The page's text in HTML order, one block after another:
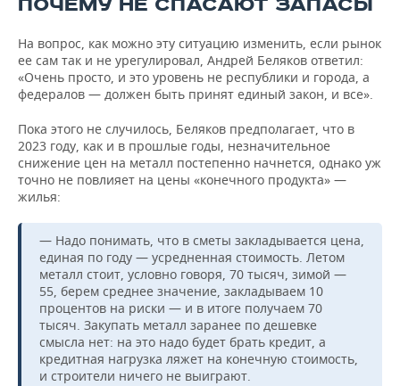
ПОЧЕМУ НЕ СПАСАЮТ ЗАПАСЫ
На вопрос, как можно эту ситуацию изменить, если рынок
ее сам так и не урегулировал, Андрей Беляков ответил:
«Очень просто, и это уровень не республики и города, а
федералов — должен быть принят единый закон, и все».
Пока этого не случилось, Беляков предполагает, что в
2023 году, как и в прошлые годы, незначительное
снижение цен на металл постепенно начнется, однако уж
точно не повлияет на цены «конечного продукта» —
жилья:
— Надо понимать, что в сметы закладывается цена,
единая по году — усредненная стоимость. Летом
металл стоит, условно говоря, 70 тысяч, зимой —
55, берем среднее значение, закладываем 10
процентов на риски — и в итоге получаем 70
тысяч. Закупать металл заранее по дешевке
смысла нет: на это надо будет брать кредит, а
кредитная нагрузка ляжет на конечную стоимость,
и строители ничего не выиграют.